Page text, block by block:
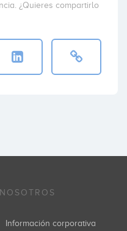
¿Quieres compartirlo
NOSOTROS
Información corporativa